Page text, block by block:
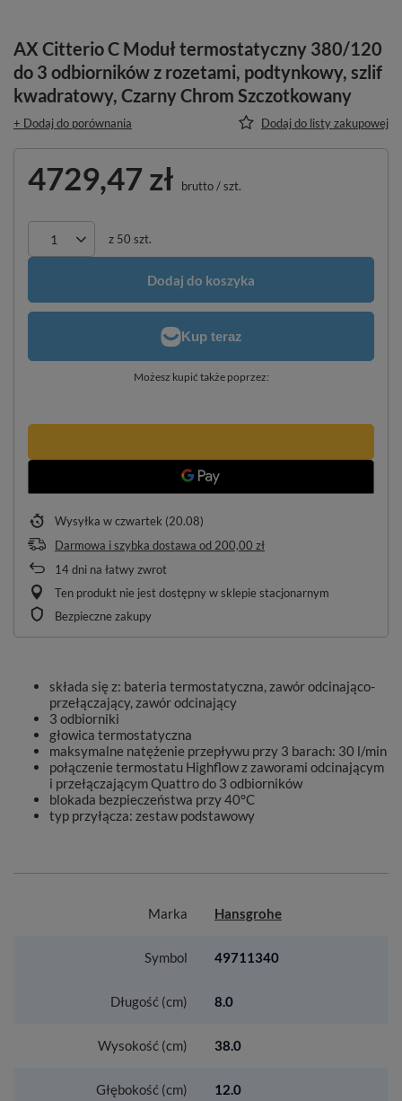
AX Citterio C Moduł termostatyczny 380/120
do 3 odbiorników z rozetami, podtynkowy, szlif
kwadratowy, Czarny Chrom Szczotkowany
+ Dodaj do porównania Dodaj do listy zakupowej
4729,47 zł brutto/szt.
z 50 szt.
Dodaj do koszyka
Możesz kupić także poprzez:
Wysyłka w czwartek (20.08)
Darmowa i szybka dostawa od200,00 zł
14dni na łatwy zwrot
Ten produkt nie jest dostępny w sklepie stacjonarnym
Bezpieczne zakupy
składa się z: bateria termostatyczna, zawór odcinająco-
przełączający, zawór odcinający
3 odbiorniki
głowica termostatyczna
maksymalne natężenie przepływu przy 3 barach: 30 l/min
połączenie termostatu Highflow z zaworami odcinającym
i przełączającym Quattro do 3 odbiorników
blokada bezpieczeństwa przy 40°C
typ przyłącza: zestaw podstawowy
Marka Hansgrohe
Symbol 49711340
Długość (cm) 8.0
Wysokość (cm) 38.0
Głębokość (cm) 12.0